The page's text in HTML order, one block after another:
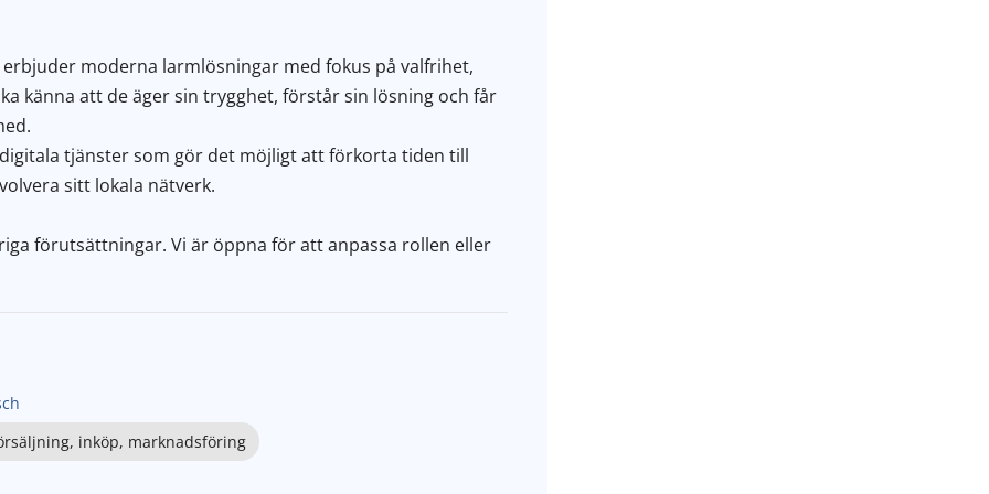
moderna larmlösningar med fokus på valfrihet,
känna att de äger sin trygghet, förstår sin lösning och får
tjänster som gör det möjligt att förkorta tiden till
sitt lokala nätverk.
förutsättningar. Vi är öppna för att anpassa rollen eller
inköp, marknadsföring